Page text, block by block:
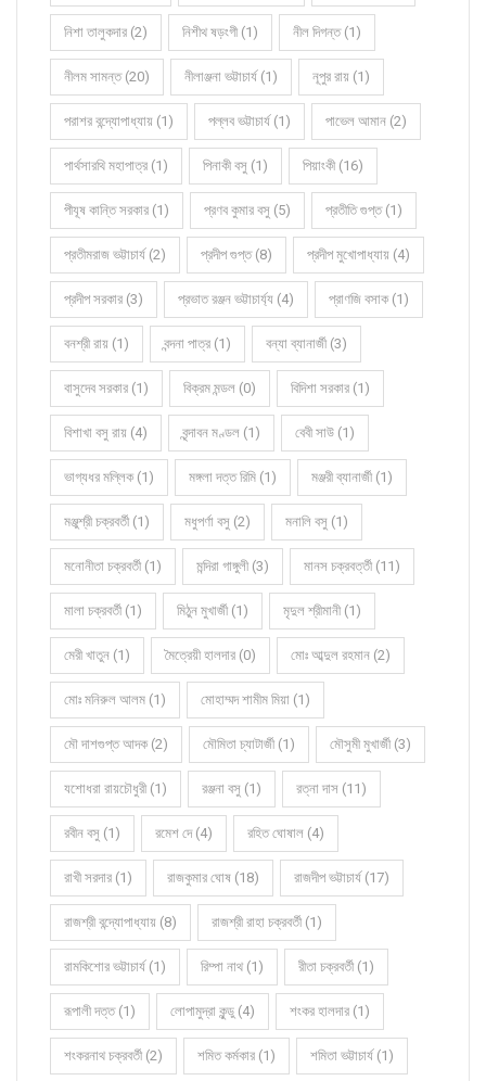
নিশা তালুকদার (2) নিশীথ ষড়ংগী (1) নীল দিগন্ত (1)
নীলম সামন্ত (20) নীলাঞ্জনা ভট্টাচার্য (1) নূপুর রায় (1)
পরাশর বন্দ্যোপাধ্যায় (1) পল্লব ভট্টাচার্য (1) পাভেল আমান (2)
পার্থসারথি মহাপাত্র (1) পিনাকী বসু (1) পিয়াংকী (16)
পীযূষ কান্তি সরকার (1) প্রণব কুমার বসু (5) প্রতীতি গুপ্ত (1)
প্রতীমরাজ ভট্টাচার্য (2) প্রদীপ গুপ্ত (8) প্রদীপ মুখোপাধ্যায় (4)
প্রদীপ সরকার (3) প্রভাত রঞ্জন ভট্টাচার্য্য (4) প্রাণজি বসাক (1)
বনশ্রী রায় (1) বন্দনা পাত্র (1) বন্যা ব্যানার্জী (3)
বাসুদেব সরকার (1) বিক্রম মন্ডল (0) বিদিশা সরকার (1)
বিশাখা বসু রায় (4) বৃন্দাবন মণ্ডল (1) বেবী সাউ (1)
ভাগ্যধর মল্লিক (1) মঙ্গলা দত্ত রিমি (1) মঞ্জরী ব্যানার্জী (1)
মঞ্জুশ্রী চক্রবর্তী (1) মধুপর্ণা বসু (2) মনালি বসু (1)
মনোনীতা চক্রবর্তী (1) মন্দিরা গাঙ্গুলী (3) মানস চক্রবর্ত্তী (11)
মালা চক্রবর্তী (1) মিঠুন মুখার্জী (1) মৃদুল শ্রীমানী (1)
মেরী খাতুন (1) মৈত্রেয়ী হালদার (0) মোঃ আব্দুল রহমান (2)
মোঃ মনিরুল আলম (1) মোহাম্মদ শামীম মিয়া (1)
মৌ দাশগুপ্ত আদক (2) মৌমিতা চ্যাটার্জী (1) মৌসুমী মুখার্জী (3)
যশোধরা রায়চৌধুরী (1) রঞ্জনা বসু (1) রত্না দাস (11)
রবীন বসু (1) রমেশ দে (4) রহিত ঘোষাল (4)
রাখী সরদার (1) রাজকুমার ঘোষ (18) রাজদীপ ভট্টাচার্য (17)
রাজশ্রী বন্দ্যোপাধ্যায় (8) রাজশ্রী রাহা চক্রবর্তী (1)
রামকিশোর ভট্টাচার্য (1) রিম্পা নাথ (1) রীতা চক্রবর্তী (1)
রূপালী দত্ত (1) লোপামুদ্রা কুন্ডু (4) শংকর হালদার (1)
শংকরনাথ চক্রবর্তী (2) শমিত কর্মকার (1) শমিতা ভট্টাচার্য (1)